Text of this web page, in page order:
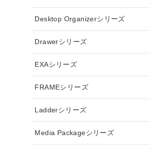
Desktop Organizerシリーズ
Drawerシリーズ
EXAシリーズ
FRAMEシリーズ
Ladderシリーズ
Media Packageシリーズ